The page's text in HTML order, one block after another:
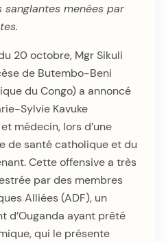
menées par
20 octobre, Mgr Sikuli
de Butembo-Beni
du Congo) a annoncé
Sylvie Kavuke
médecin, lors d’une
de santé catholique et du
Cette offensive a très
par des membres
Alliées (ADF), un
d’Ouganda ayant prêté
qui le présente